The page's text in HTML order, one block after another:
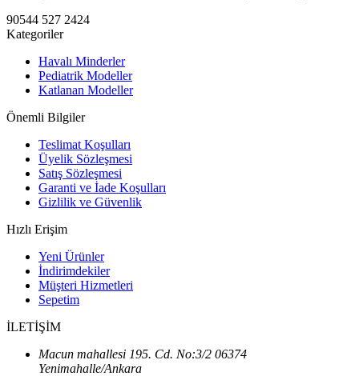
90544 527 2424
Kategoriler
Havalı Minderler
Pediatrik Modeller
Katlanan Modeller
Önemli Bilgiler
Teslimat Koşulları
Üyelik Sözleşmesi
Satış Sözleşmesi
Garanti ve İade Koşulları
Gizlilik ve Güvenlik
Hızlı Erişim
Yeni Ürünler
İndirimdekiler
Müşteri Hizmetleri
Sepetim
İLETİŞİM
Macun mahallesi 195. Cd. No:3/2 06374
Yenimahalle/Ankara